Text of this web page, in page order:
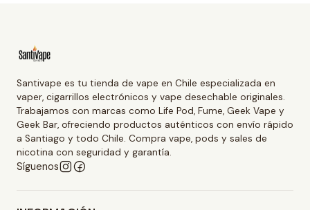
Santivape es tu tienda de vape en Chile especializada en
vaper, cigarrillos electrónicos y vape desechable originales.
Trabajamos con marcas como Life Pod, Fume, Geek Vape y
Geek Bar, ofreciendo productos auténticos con envío rápido
a Santiago y todo Chile. Compra vape, pods y sales de
nicotina con seguridad y garantía.
Síguenos